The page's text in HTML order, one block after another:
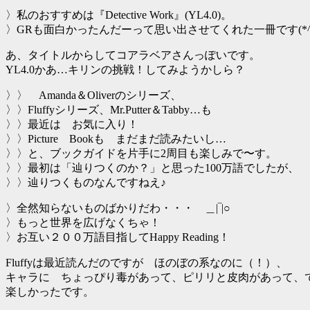
〉私のおすすめは『Detective Work』(YL4.0)。
〉GRも面白かったんだーって思い出させてくれた一冊です
あ、タイトルからしてコアラベアさんっぽいです。
YL4.0かあ…キリンの挑戦！してみようかしら？
〉〉 Amanda＆Oliverのシリーズ、
〉〉Fluffyシリーズ、Mr.Putter＆Tabby…も
〉〉最近は お気に入り！
〉〉Picture Bookも まだまだ読みたいし…
〉〉と、ブックガイドを片手に2周目も楽しみで〜す。
〉〉最初は「辿りつくのか？」と思った100万語でしたが、
〉〉辿りつくものなんですねえ♪
〉全然知らないものばかりだわ・・・ ＿|‾|○
〉もっと世界を広げなくちゃ！
〉お互い２００万語目指してHappy Reading！
Fluffyは最近読んだのですが ほのぼの系なのに（！）、
キャラに ちょっぴり毒があって、ピリリと皮肉があって、
楽しかったです。